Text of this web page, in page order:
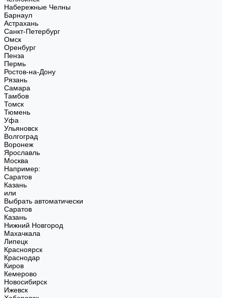
Набережные Челны
Барнаул
Астрахань
Санкт-Петербург
Омск
Оренбург
Пенза
Пермь
Ростов-на-Дону
Рязань
Самара
Тамбов
Томск
Тюмень
Уфа
Ульяновск
Волгоград
Воронеж
Ярославль
Москва
Например:
Саратов
Казань
или
Выбрать автоматически
Саратов
Казань
Нижний Новгород
Махачкала
Липецк
Красноярск
Краснодар
Киров
Кемерово
Новосибирск
Ижевск